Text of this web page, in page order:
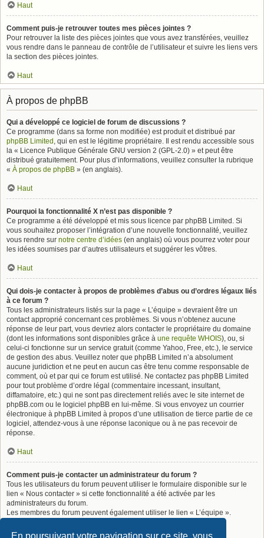
En poursuivant votre navigation sur ce site, vous
Haut
Comment puis-je retrouver toutes mes pièces jointes ?
Pour retrouver la liste des pièces jointes que vous avez transférées, veuillez
vous rendre dans le panneau de contrôle de l’utilisateur et suivre les liens vers
la section des pièces jointes.
Haut
À propos de phpBB
Qui a développé ce logiciel de forum de discussions ?
Ce programme (dans sa forme non modifiée) est produit et distribué par
phpBB Limited , qui en est le légitime propriétaire. Il est rendu accessible sous
la « Licence Publique Générale GNU version 2 (GPL-2.0) » et peut être
distribué gratuitement. Pour plus d’informations, veuillez consulter la rubrique
« À propos de phpBB » (en anglais).
Haut
Pourquoi la fonctionnalité X n’est pas disponible ?
Ce programme a été développé et mis sous licence par phpBB Limited. Si
vous souhaitez proposer l’intégration d’une nouvelle fonctionnalité, veuillez
vous rendre sur notre centre d’idées (en anglais) où vous pourrez voter pour
les idées soumises par d’autres utilisateurs et suggérer les vôtres.
Haut
Qui dois-je contacter à propos de problèmes d’abus ou d’ordres légaux liés
à ce forum ?
Tous les administrateurs listés sur la page « L’équipe » devraient être un
contact approprié concernant ces problèmes. Si vous n’obtenez aucune
réponse de leur part, vous devriez alors contacter le propriétaire du domaine
(dont les informations sont disponibles grâce à une requête WHOIS), ou, si
celui-ci fonctionne sur un service gratuit (comme Yahoo, Free, etc.), le service
de gestion des abus. Veuillez noter que phpBB Limited n’a absolument
aucune juridiction et ne peut en aucun cas être tenu comme responsable de
comment, où et par qui ce forum est utilisé. Ne contactez pas phpBB Limited
pour tout problème d’ordre légal (commentaire incessant, insultant,
diffamatoire, etc.) qui ne sont pas directement reliés avec le site internet de
phpBB.com ou le logiciel phpBB en lui-même. Si vous envoyez un courrier
électronique à phpBB Limited à propos d’une utilisation de tierce partie de ce
logiciel, attendez-vous à une réponse laconique ou à ne pas recevoir de
réponse.
Haut
Comment puis-je contacter un administrateur du forum ?
Tous les utilisateurs du forum peuvent utiliser le formulaire disponible sur le
lien « Nous contacter » si cette fonctionnalité a été activée par les
administrateurs du forum.
Les membres du forum peuvent également utiliser le lien « L’équipe ».